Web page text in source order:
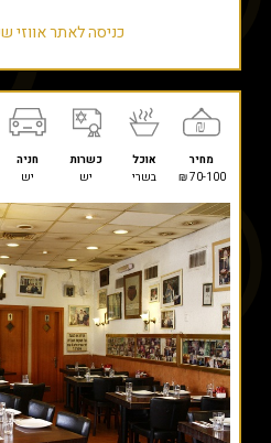
כניסה לאתר אווזי
מחיר אוכל כשרות חניה
70-100 ₪
בשרי יש יש